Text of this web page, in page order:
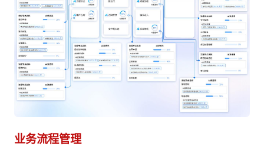
业务流程管理